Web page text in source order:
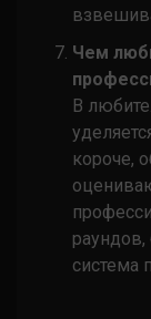
Чем
В
короче,
раундов,
система